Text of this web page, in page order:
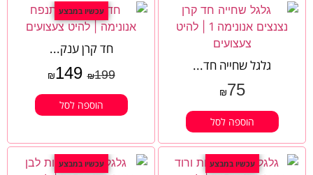
גלגל שחייה חד...
₪75
הוספה לסל
עכשיו במבצע
חד קרן ענק...
₪199
₪149
הוספה לסל
עכשיו במבצע עכשיו במבצע